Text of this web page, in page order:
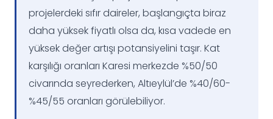
projelerdeki sıfır daireler, başlangıçta biraz
daha yüksek fiyatlı olsa da, kısa vadede en
yüksek değer artışı potansiyelini taşır. Kat
karşılığı oranları Karesi merkezde %50/50
civarında seyrederken, Altıeylül’de %40/60-
%45/55 oranları görülebiliyor.